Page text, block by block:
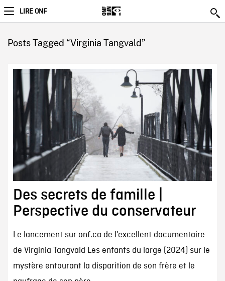
LIRE ONF
Posts Tagged “Virginia Tangvald”
Des secrets de famille |
Perspective du conservateur
Le lancement sur onf.ca de l’excellent documentaire
de Virginia Tangvald Les enfants du large (2024) sur le
mystère entourant la disparition de son frère et le